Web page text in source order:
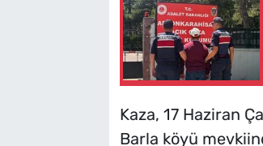
Kaza, 17 Haziran
Barla köyü